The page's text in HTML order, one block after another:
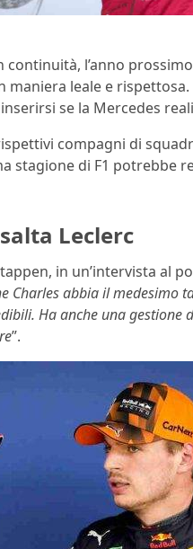
l’anno
leale e
se la Mercedes
compagni di
stagione di F1 potrebbe
Leclerc
in un’intervista al
Charles abbia il medesimo
Ha anche una
”.